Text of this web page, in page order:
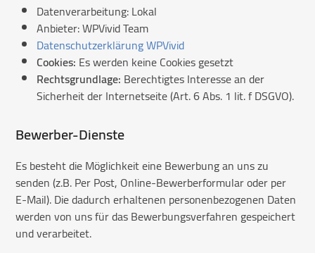
Datenverarbeitung: Lokal
Anbieter: WPVivid Team
Datenschutzerklärung WPVivid
Cookies: Es werden keine Cookies gesetzt
Rechtsgrundlage: Berechtigtes Interesse an der
Sicherheit der Internetseite (Art. 6 Abs. 1 lit. f DSGVO).
Bewerber-Dienste
Es besteht die Möglichkeit eine Bewerbung an uns zu
senden (z.B. Per Post, Online-Bewerberformular oder per
E-Mail). Die dadurch erhaltenen personenbezogenen Daten
werden von uns für das Bewerbungsverfahren gespeichert
und verarbeitet.